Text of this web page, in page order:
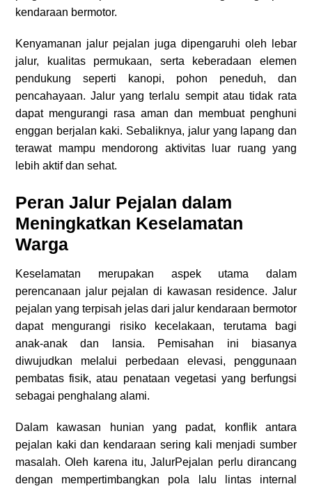
kendaraan bermotor.
Kenyamanan jalur pejalan juga dipengaruhi oleh lebar
jalur, kualitas permukaan, serta keberadaan elemen
pendukung seperti kanopi, pohon peneduh, dan
pencahayaan. Jalur yang terlalu sempit atau tidak rata
dapat mengurangi rasa aman dan membuat penghuni
enggan berjalan kaki. Sebaliknya, jalur yang lapang dan
terawat mampu mendorong aktivitas luar ruang yang
lebih aktif dan sehat.
Peran Jalur Pejalan dalam
Meningkatkan Keselamatan
Warga
Keselamatan merupakan aspek utama dalam
perencanaan jalur pejalan di kawasan residence. Jalur
pejalan yang terpisah jelas dari jalur kendaraan bermotor
dapat mengurangi risiko kecelakaan, terutama bagi
anak-anak dan lansia. Pemisahan ini biasanya
diwujudkan melalui perbedaan elevasi, penggunaan
pembatas fisik, atau penataan vegetasi yang berfungsi
sebagai penghalang alami.
Dalam kawasan hunian yang padat, konflik antara
pejalan kaki dan kendaraan sering kali menjadi sumber
masalah. Oleh karena itu, JalurPejalan perlu dirancang
dengan mempertimbangkan pola lalu lintas internal